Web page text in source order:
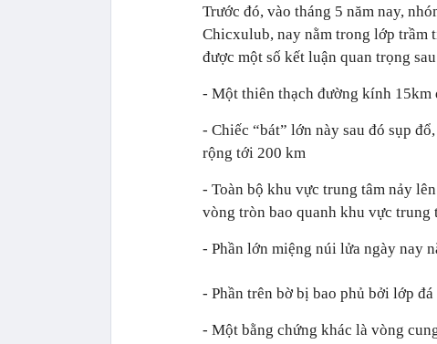
Trước đó, vào tháng 5 năm nay,
Chicxulub, nay nằm trong lớp trầm
được một số kết luận quan trọng
- Một thiên thạch đường kính 15km
- Chiếc “bát” lớn này sau đó sụp
rộng tới 200 km
- Toàn bộ khu vực trung tâm nảy
vòng tròn bao quanh khu vực trung
- Phần lớn miệng núi lửa ngày nay
- Phần trên bờ bị bao phủ bởi lớp
- Một bằng chứng khác là vòng